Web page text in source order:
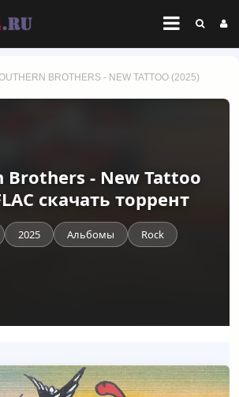
BROTHERS - NEW TATTOO (2025)
Brothers - New Tattoo
скачать торрент
2025 Альбомы Rock